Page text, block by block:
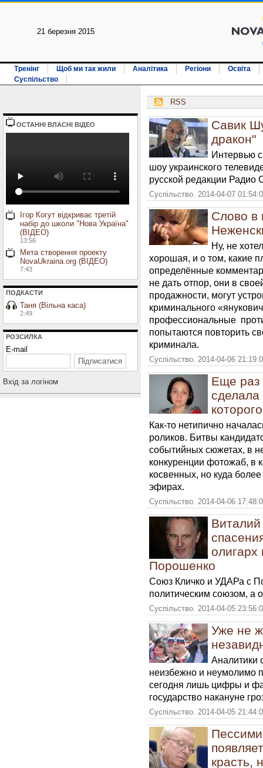
21 березня 2015
Тренінг Щоб ми так жили Аналітика Регіони
Освіта
Суспільство
ОСТАННI ВЛАСНI ВIДЕО
Ігор Когут відкриває третій
набір до школи "Нова Україна"
(ВІДЕО)
13:56
Мета створення проекту
NovaUkraina.org (ВІДЕО)
7:43
ПОДКАСТИ
Таня (Вільна каса)
2:49
РОЗСИЛКА
E-mail
Вхiд за логiном
RSS
Савик
дракон"
Интервью
шоу украинского
русской редакции Радио
Суспільство. 2014-04-07
Слово в
Ну, не
хорошая, и о том, какие
определённые
не дать отпор, они в
продажности, могут
криминального
профессиональные
попытаются повторить
криминала.
Суспільство. 2014-04-06
Еще раз
Как-то нетипично
роликов. Битвы
событийных сюжетах, в
конкуренции фотожаб, в
косвенных, но куда
эфирах.
Суспільство. 2014-04-06
олигарх
Порошенко
Союз Кличко и УДАРа с
политическим союзом, а
Суспільство. 2014-04-05
Уже не
Аналитики
неизбежно и неумолимо
сегодня лишь цифры и
государство накануне
Суспільство. 2014-04-05
красть,